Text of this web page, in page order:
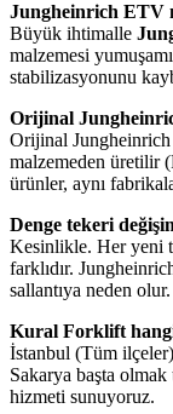
Jungheinrich ETV
Büyük ihtimalle
malzemesi
stabilizasyonunu
Orijinal
Orijinal
malzemeden üretilir
ürünler, aynı
Denge tekeri
Kesinlikle. Her yeni
farklıdır.
sallantıya neden
Kural Forklift
İstanbul (Tüm
Sakarya başta
hizmeti sunuyoruz.